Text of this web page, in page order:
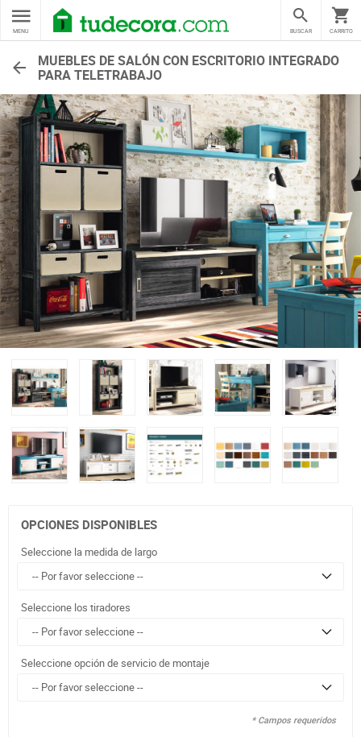
MENU CARRITO
BUSCAR
MUEBLES DE SALÓN CON ESCRITORIO INTEGRADO
PARA TELETRABAJO
OPCIONES DISPONIBLES
Seleccione la medida de largo
Seleccione los tiradores
Seleccione opción de servicio de montaje
* Campos requeridos